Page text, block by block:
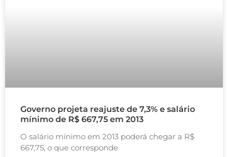
Governo projeta reajuste de 7,3% e salário
mínimo de R$ 667,75 em 2013
O salário mínimo em 2013 poderá chegar a R$
667,75, o que corresponde